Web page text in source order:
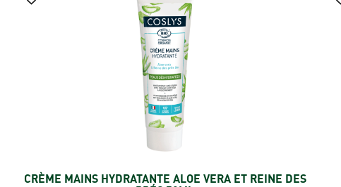
CRÈME MAINS HYDRATANTE ALOE VERA ET REINE DES
Ajouter